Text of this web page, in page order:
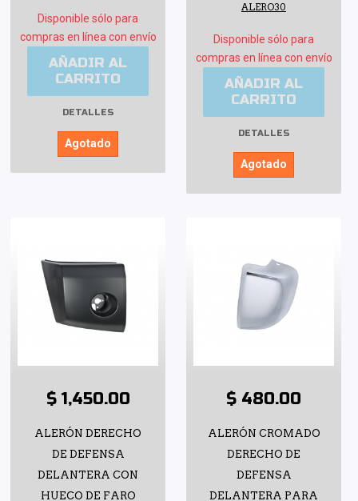
Disponible sólo para
compras en línea con envío
AÑADIR AL
CARRITO
DETALLES
Agotado
ALERO30
Disponible sólo para
compras en línea con envío
AÑADIR AL
CARRITO
DETALLES
Agotado
$ 1,450.00
ALERÓN DERECHO
DE DEFENSA
DELANTERA CON
HUECO DE FARO
$ 480.00
ALERÓN CROMADO
DERECHO DE
DEFENSA
DELANTERA PARA